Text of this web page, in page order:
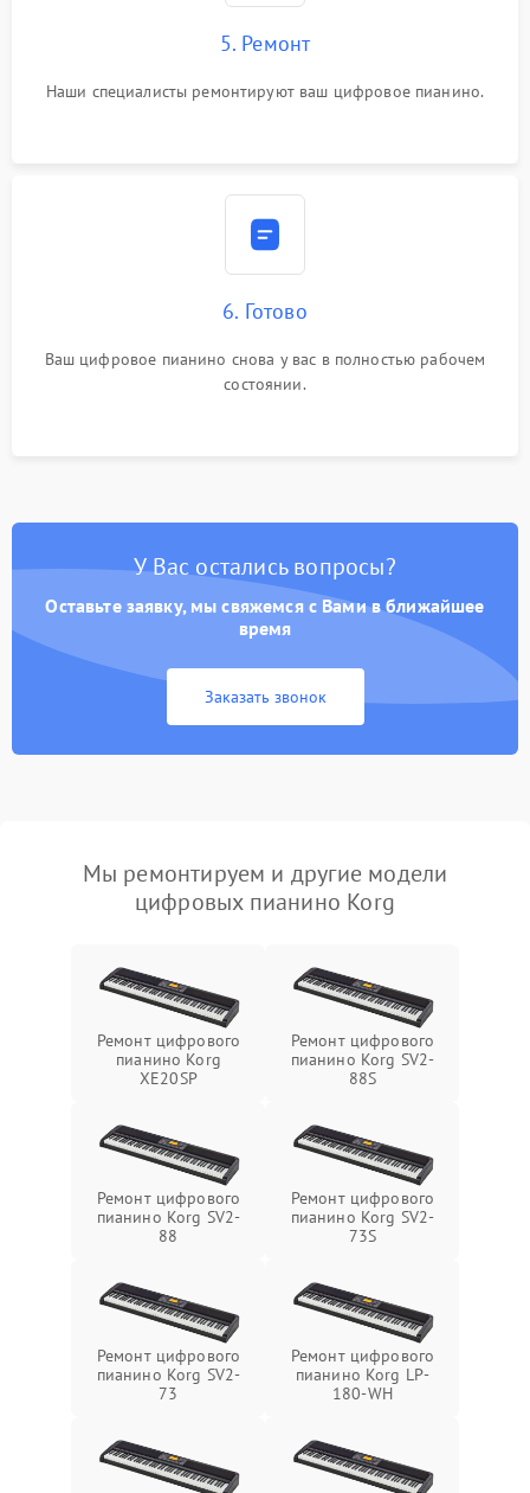
5. Ремонт
Наши специалисты ремонтируют ваш цифровое пианино.
6. Готово
Ваш цифровое пианино снова у вас в полностью рабочем
состоянии.
У Вас остались вопросы?
Оставьте заявку, мы свяжемся с Вами в ближайшее
время
Заказать звонок
Мы ремонтируем и другие модели
цифровых пианино Korg
Ремонт цифрового
пианино Korg
XE20SP
Ремонт цифрового
пианино Korg SV2-
88S
Ремонт цифрового
пианино Korg SV2-
88
Ремонт цифрового
пианино Korg SV2-
73S
Ремонт цифрового
пианино Korg SV2-
73
Ремонт цифрового
пианино Korg LP-
180-WH